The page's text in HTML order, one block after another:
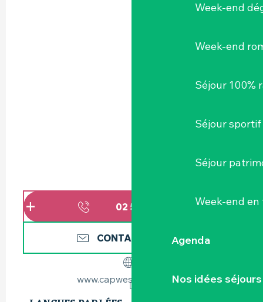
Week-end
Week-end
Séjour 100%
Séjour sportif
Séjour
Week-end
Agenda
Nos idées séjours
02 51 79 72
CONTACTEZ-NOUS
www.capwestresidence.fr